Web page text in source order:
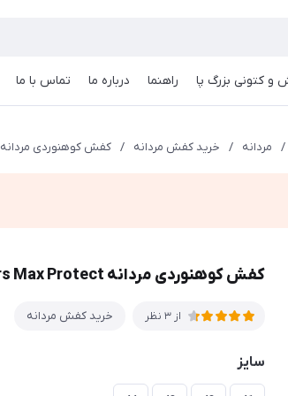
و کتونی بزرگ پا راهنما درباره ما تماس با ما
/ مردانه / خرید کفش مردانه / کفش کوهنوردی مردانه Skechers Max Protect سفید یخی مناسب طبیعت‌گردی و پیاده‌روی
کفش کوهنوردی مردانه Skechers Max Protect سفید یخی مناسب طبیعت‌گردی و پیاده‌روی
از 3 نظر خرید کفش مردانه
سایز